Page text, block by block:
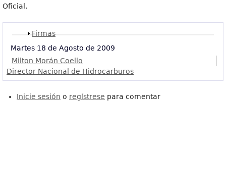
Oficial.
Mostrar
Firmas
Martes 18 de Agosto de 2009
Milton Morán Coello
Director Nacional de Hidrocarburos
Inicie sesión o regístrese para comentar